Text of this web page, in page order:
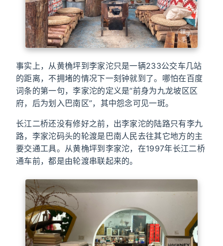
事实上，从黄桷坪到李家沱只是一辆233公交车几站
的距离，不拥堵的情况下一刻钟就到了。哪怕在百度
词条的第一句，李家沱的定义是“前身为九龙坡区区
府，后为划入巴南区”，其中怨念可见一斑。
长江二桥还没有修好之前，出李家沱的陆路只有李九
路，李家沱码头的轮渡是巴南人民去往其它地方的主
要交通工具。从黄桷坪到李家沱，在1997年长江二桥
通车前，都是由轮渡串联起来的。